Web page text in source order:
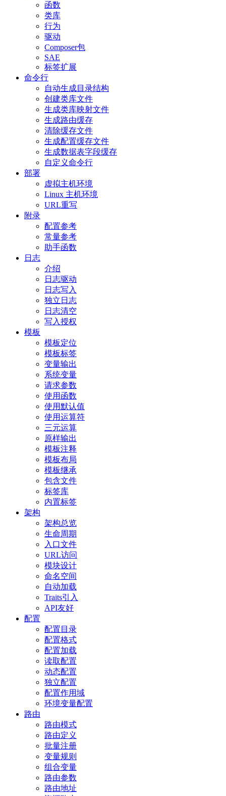
函数
类库
行为
驱动
Composer包
SAE
标签扩展
命令行
自动生成目录结构
创建类库文件
生成类库映射文件
生成路由缓存
清除缓存文件
生成配置缓存文件
生成数据表字段缓存
自定义命令行
部署
虚拟主机环境
Linux 主机环境
URL重写
附录
配置参考
常量参考
助手函数
日志
介绍
日志驱动
日志写入
独立日志
日志清空
写入授权
模板
模板定位
模板标签
变量输出
系统变量
请求参数
使用函数
使用默认值
使用运算符
三元运算
原样输出
模板注释
模板布局
模板继承
包含文件
标签库
内置标签
架构
架构总览
生命周期
入口文件
URL访问
模块设计
命名空间
自动加载
Traits引入
API友好
配置
配置目录
配置格式
配置加载
读取配置
动态配置
独立配置
配置作用域
环境变量配置
路由
路由模式
路由定义
批量注册
变量规则
组合变量
路由参数
路由地址